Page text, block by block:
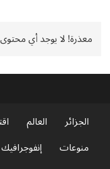
معذرة! لا يوجد أي
الجزائر العالم
منوعات
إنفوجرافيك